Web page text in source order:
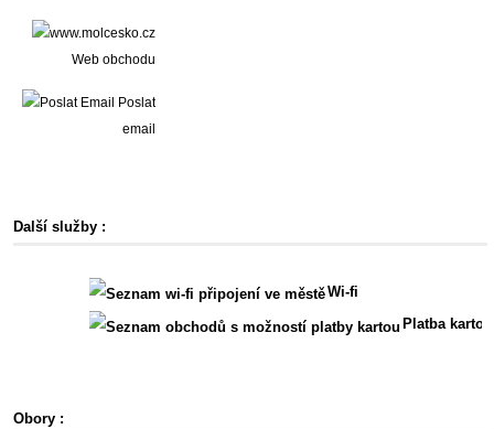
Web obchodu
Poslat
email
Další služby :
Wi-fi
Platba kartou
Obory :